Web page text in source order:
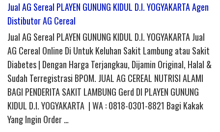
Jual AG Sereal PLAYEN GUNUNG KIDUL D.I. YOGYAKARTA Agen
Distibutor AG Cereal
Jual AG Sereal PLAYEN GUNUNG KIDUL D.I. YOGYAKARTA Jual
AG Cereal Online Di Untuk Keluhan Sakit Lambung atau Sakit
Diabetes | Dengan Harga Terjangkau, Dijamin Original, Halal &
Sudah Terregistrasi BPOM. JUAL AG CEREAL NUTRISI ALAMI
BAGI PENDERITA SAKIT LAMBUNG Gerd DI PLAYEN GUNUNG
KIDUL D.I. YOGYAKARTA | WA : 0818-0301-8821 Bagi Kakak
Yang Ingin Order …